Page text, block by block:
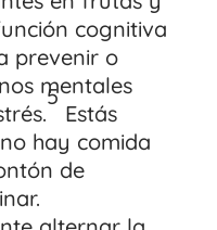
cognitiva
prevenir o
mentales
5
Estás
hay comida
de